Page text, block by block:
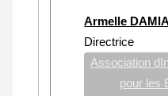
Armelle
Directrice
Association
pour les